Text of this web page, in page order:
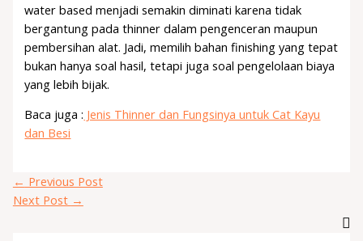
water based menjadi semakin diminati karena tidak
bergantung pada thinner dalam pengenceran maupun
pembersihan alat. Jadi, memilih bahan finishing yang tepat
bukan hanya soal hasil, tetapi juga soal pengelolaan biaya
yang lebih bijak.
Baca juga : Jenis Thinner dan Fungsinya untuk Cat Kayu
dan Besi
← Previous Post
Next Post →